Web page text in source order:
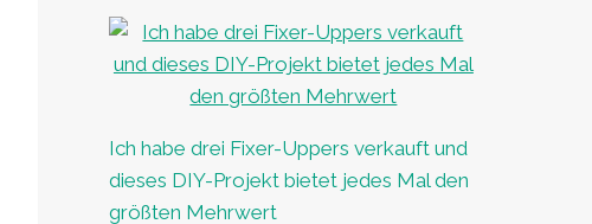
Ich habe drei Fixer-Uppers verkauft und
dieses DIY-Projekt bietet jedes Mal den
größten Mehrwert